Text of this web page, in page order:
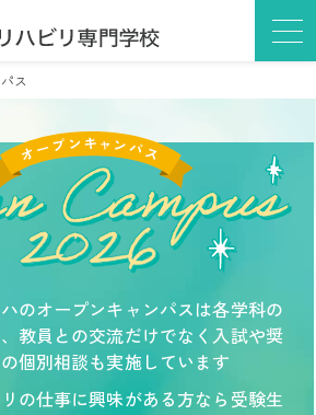
ス
のオープンキャンパスは各学科の
教員との交流だけでなく入試や奨
個別相談も実施しています
の仕事に興味がある方なら受験生